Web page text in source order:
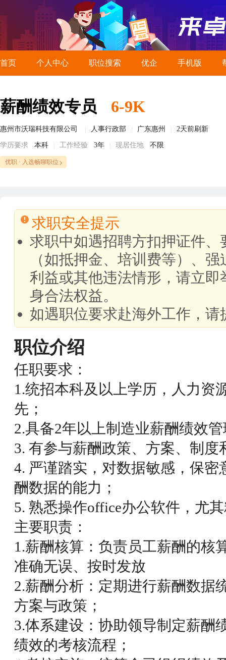
首页 个人中心 职位搜索 优企 手机版
薪酬绩效专员 6-9K
惠州市沃瑞科技有限公司 人事行政部 广东惠州 2天前刷新
学历要求 本科 工作经验 3年 现居住地 不限
优职 · 入选畅聊职位
求职安全提示
求职中如遇招聘方扣押证件
（如抵押金、培训费等）、
利益或其他违法情形，请立
身合法权益。
如遇职位要求赴海外工作，
职位介绍
任职要求：
1.统招本科及以上学历，人力资
先；
2.具备2年以上制造业薪酬绩效
3. 有参与薪酬政策、方案、制
4. 严谨踏实，对数据敏感，保
酬数据的能力；
5. 熟悉操作office办公软件，尤
主要职责：
1.薪酬核算：负责员工薪酬的核
准确无误、按时发放
2.薪酬分析：定期进行薪酬数据
方案与政策；
3.体系建设：协助领导制定薪酬
绩效的考核流程；